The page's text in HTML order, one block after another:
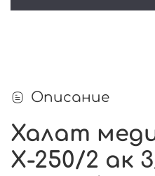
Описание
Халат
Х-250/2 ак